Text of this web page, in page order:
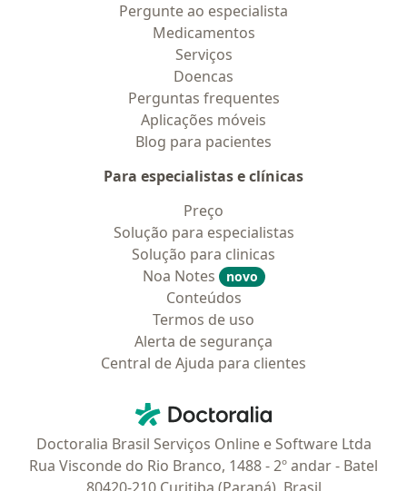
Pergunte ao especialista
Medicamentos
Serviços
Doencas
Perguntas frequentes
Aplicações móveis
Blog para pacientes
Para especialistas e clínicas
Preço
Solução para especialistas
Solução para clinicas
Noa Notes
novo
Conteúdos
Termos de uso
Alerta de segurança
Central de Ajuda para clientes
Doctoralia - Homepage
Doctoralia Brasil Serviços Online e Software Ltda
Rua Visconde do Rio Branco, 1488 - 2º andar - Batel